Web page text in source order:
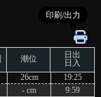
印刷/出力
潮位
日出
日入
26cm
19:25
- cm
9:59